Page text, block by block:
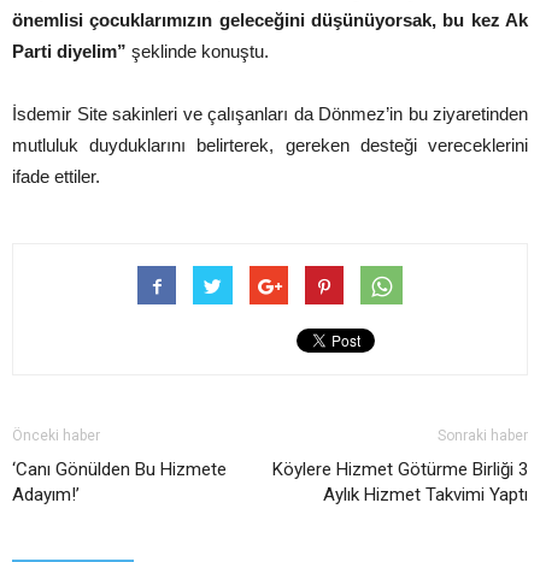
önemlisi çocuklarımızın geleceğini düşünüyorsak, bu kez Ak
Parti diyelim” şeklinde konuştu.
İsdemir Site sakinleri ve çalışanları da Dönmez’in bu ziyaretinden
mutluluk duyduklarını belirterek, gereken desteği vereceklerini
ifade ettiler.
Önceki haber
‘Canı Gönülden Bu Hizmete
Adayım!’
Sonraki haber
Köylere Hizmet Götürme Birliği 3
Aylık Hizmet Takvimi Yaptı